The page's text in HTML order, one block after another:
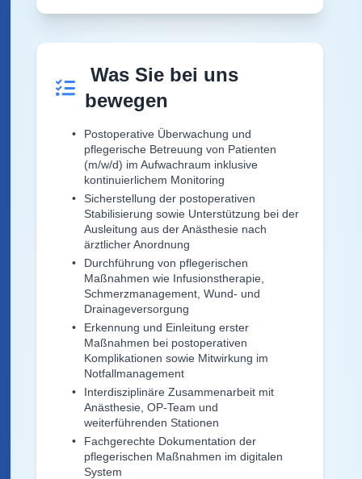
Was Sie bei uns
bewegen
Postoperative Überwachung und
pflegerische Betreuung von Patienten
(m/w/d) im Aufwachraum inklusive
kontinuierlichem Monitoring
Sicherstellung der postoperativen
Stabilisierung sowie Unterstützung bei der
Ausleitung aus der Anästhesie nach
ärztlicher Anordnung
Durchführung von pflegerischen
Maßnahmen wie Infusionstherapie,
Schmerzmanagement, Wund- und
Drainageversorgung
Erkennung und Einleitung erster
Maßnahmen bei postoperativen
Komplikationen sowie Mitwirkung im
Notfallmanagement
Interdisziplinäre Zusammenarbeit mit
Anästhesie, OP-Team und
weiterführenden Stationen
Fachgerechte Dokumentation der
pflegerischen Maßnahmen im digitalen
System